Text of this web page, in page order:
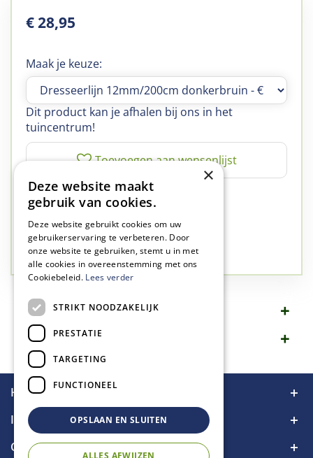
€28,95
Maak je keuze:
Dit product kan je afhalen bij ons in het
tuincentrum!
✅A-kwaliteit planten
✅77 jaar familie bedrijf
✅Groen, dat is wat we doen
Omschrijving
Specificaties
Handige links
Informatie
Contact
×
Deze website maakt
gebruik van cookies.
Deze website gebruikt cookies om uw
gebruikerservaring te verbeteren. Door
onze website te gebruiken, stemt u in met
alle cookies in overeenstemming met ons
Cookiebeleid. Lees verder
STRIKT NOODZAKELIJK
PRESTATIE
TARGETING
FUNCTIONEEL
OPSLAAN EN SLUITEN
ALLES AFWIJZEN